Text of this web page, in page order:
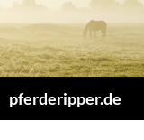
Inhalt
springen
pferderipper.de